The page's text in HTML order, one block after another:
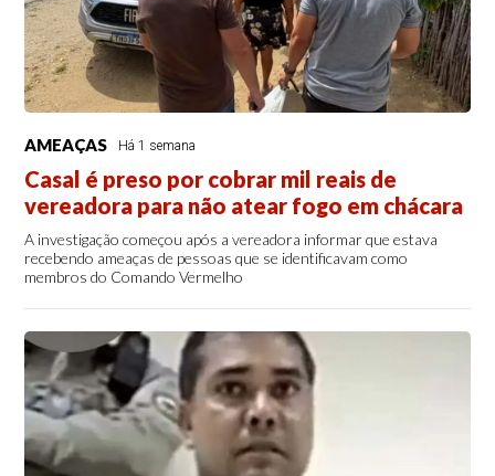
AMEAÇAS Há 1 semana
Casal é preso por cobrar mil reais de
vereadora para não atear fogo em chácara
A investigação começou após a vereadora informar que estava
recebendo ameaças de pessoas que se identificavam como
membros do Comando Vermelho